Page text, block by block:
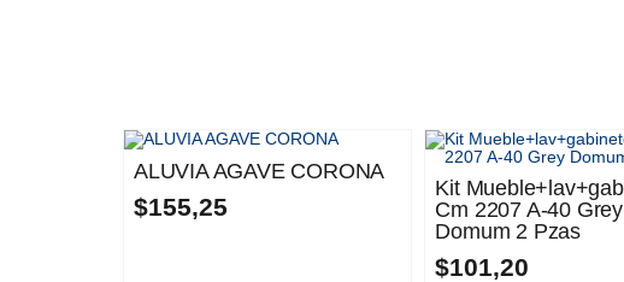
ALUVIA AGAVE CORONA
$155,25
Kit
Cm 2207 A-40 Grey
Domum 2 Pzas
$101,20